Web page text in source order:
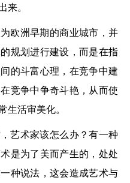
来。
欧洲早期的商业城市，并
规划进行建设，而是在指
的斗富心理，在竞争中建
竞争中争奇斗艳，从而使
生活审美化。
艺术家该怎么办？有一种
是为了美而产生的，处处
种说法，这会造成艺术与